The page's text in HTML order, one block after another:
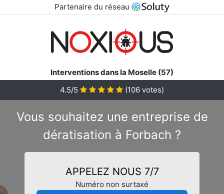
Partenaire du réseau
Interventions dans la Moselle (57)
4.5/5
(106 votes)
Vous souhaitez une entreprise de
dératisation à Forbach ?
APPELEZ NOUS 7/7
Numéro non surtaxé